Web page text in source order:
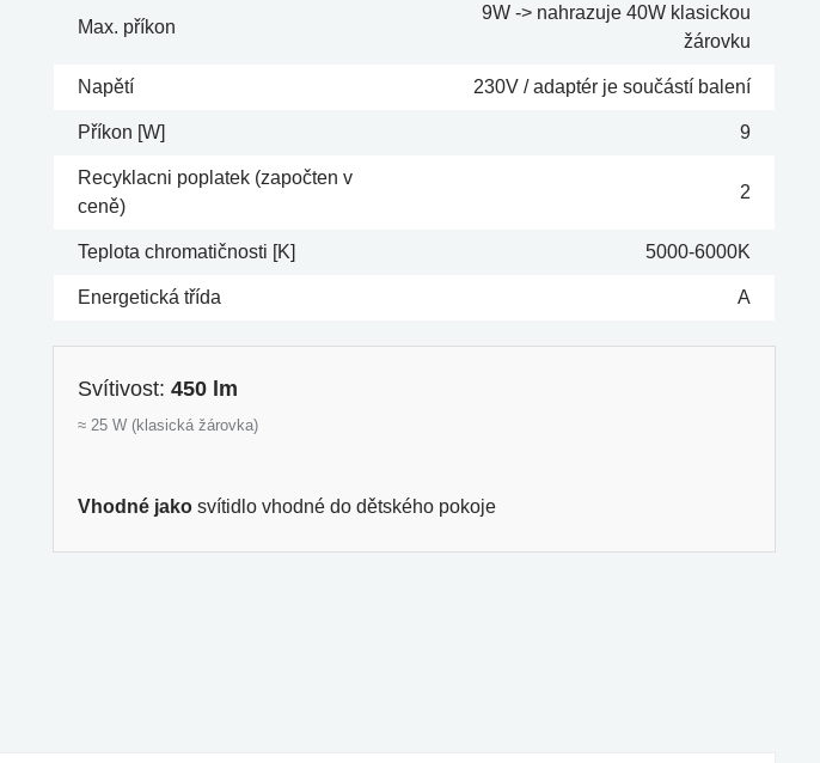
Max. příkon
9W -> nahrazuje 40W klasickou
žárovku
Napětí 230V / adaptér je součástí balení
Příkon [W] 9
Recyklacni poplatek (započten v
ceně)
2
Teplota chromatičnosti [K] 5000-6000K
Energetická třída A
Svítivost: 450 lm
≈ 25 W (klasická žárovka)
Vhodné jako svítidlo vhodné do dětského pokoje